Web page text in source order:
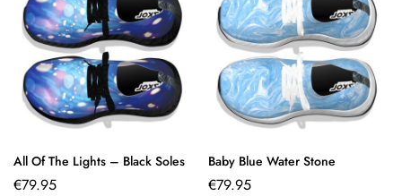
All Of The Lights – Black Soles
€79.95
Baby Blue Water Stone
€79.95